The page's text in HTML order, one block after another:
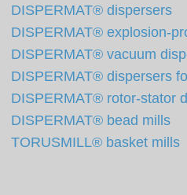
DISPERMAT® dispersers
DISPERMAT® explosion-
DISPERMAT® vacuum
DISPERMAT® dispersers
DISPERMAT® rotor-stator
DISPERMAT® bead mills
TORUSMILL® basket mills